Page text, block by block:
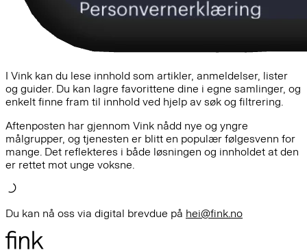
I Vink kan du lese innhold som artikler, anmeldelser, lister
og guider. Du kan lagre favorittene dine i egne samlinger, og
enkelt finne fram til innhold ved hjelp av søk og filtrering.
Aftenposten har gjennom Vink nådd nye og yngre
målgrupper, og tjenesten er blitt en populær følgesvenn for
mange. Det reflekteres i både løsningen og innholdet at den
er rettet mot unge voksne.
Du kan nå oss via digital brevdue på hei@fink.no